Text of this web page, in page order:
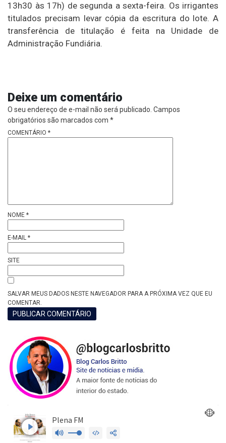
13h30 às 17h) de segunda a sexta-feira. Os irrigantes
titulados precisam levar cópia da escritura do lote. A
transferência de titulação é feita na Unidade de
Administração Fundiária.
Deixe um comentário
O seu endereço de e-mail não será publicado. Campos
obrigatórios são marcados com *
COMENTÁRIO *
NOME *
E-MAIL *
SITE
SALVAR MEUS DADOS NESTE NAVEGADOR PARA A PRÓXIMA VEZ QUE EU
COMENTAR.